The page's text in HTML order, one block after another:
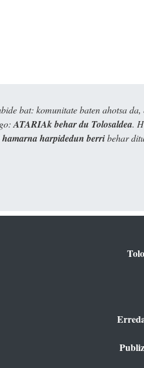
bat: komunitate baten ahotsa
ATARIAk behar du Tolosaldea.
harpidedun berribehar